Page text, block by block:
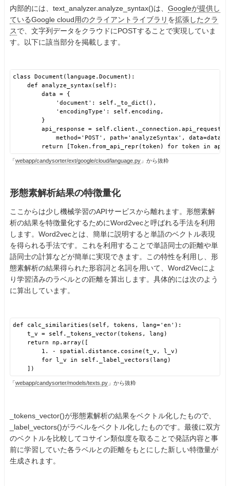
内部的には、text_analyzer.analyze_syntax()は、 Googleが提供し
ているGoogle cloud用のクライアントライブラリ を拡張したクラ
スで、文字列データをクラウドにPOSTすることで実現していま
す。以下に該当部分を掲載します。
class Document(language.Document):
def analyze_syntax(self):
data = {
'document': self._to_dict(),
'encodingType': self.encoding,
}
api_response = self.client._connection.api_request(
method='POST', path='analyzeSyntax', data=data)
return [Token.from_api_repr(token) for token in
「webapp/candysorter/ext/google/cloud/language.py 」から抜粋
形態素解析結果の特徴量化
ここからは少し機械学習のAPIサービスから離れます。形態素解
析の結果を特徴量化するためにWord2vecと呼ばれる手法を利用
します。Word2vecとは、簡単に説明すると単語のベクトル表現
を得られる手法です。これを利用することで単語同士の距離や単
語同士の計算などが簡単に実現できます。この特性を利用し、形
態素解析の結果得られた形容詞と名詞を用いて、Word2Vecによ
り学習済みのラベルとの距離を算出します。具体的には次のよう
に算出しています。
def calc_similarities(self, tokens, lang='en'):
t_v = self._tokens_vector(tokens, lang)
return np.array([
1. - spatial.distance.cosine(t_v, l_v)
for l_v in self._label_vectors(lang)
])
「 webapp/candysorter/models/texts.py 」から抜粋
_tokens_vector()が形態素解析の結果をベクトル化したもので、
_label_vectors()がラベルをベクトル化したものです。最後に双方
のベクトルを比較してコサイン類似度を取ることで発話内容と事
前に学習していた各ラベルとの距離をもとにした新しい特徴量が
生成されます。